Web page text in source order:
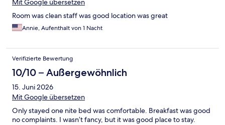
Mit Google übersetzen
Room was clean staff was good location was great
Annie, Aufenthalt von 1 Nacht
Verifizierte Bewertung
10/10 – Außergewöhnlich
15. Juni 2026
Mit Google übersetzen
Only stayed one nite bed was comfortable. Breakfast was good
no complaints. I wasn’t fancy, but it was good place to stay.